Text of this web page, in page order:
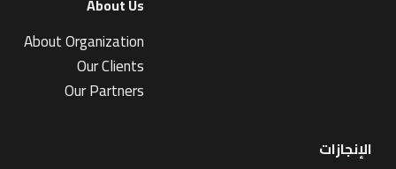
About Us
About Organization
Our Clients
Our Partners
الإنجازات